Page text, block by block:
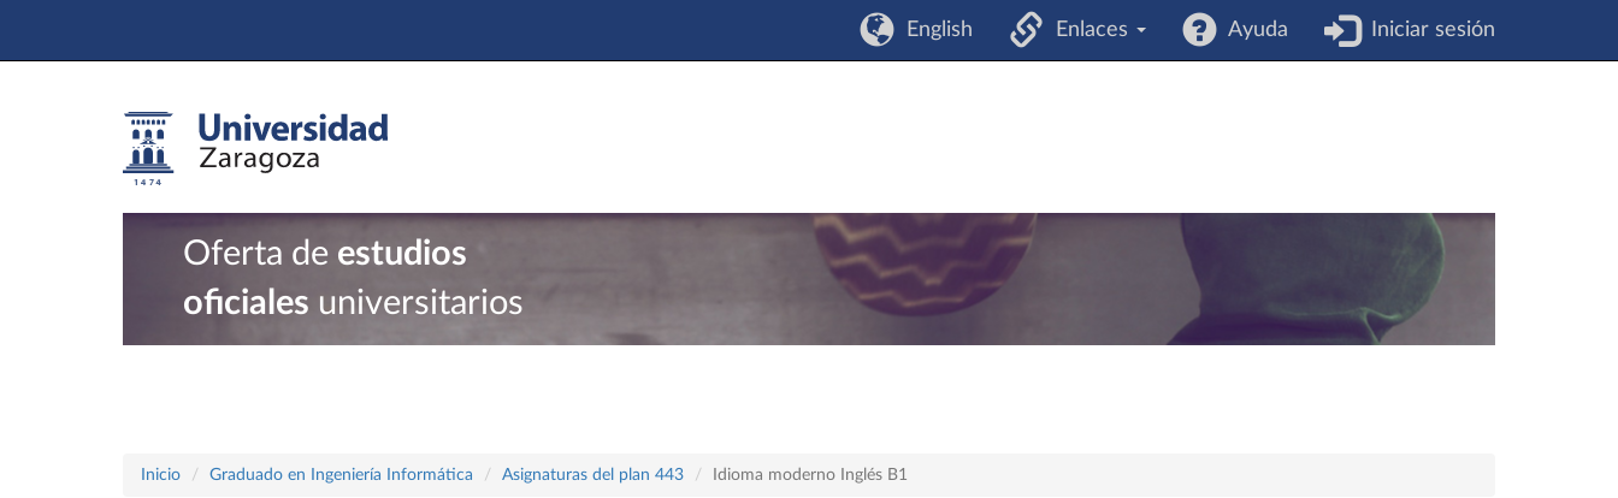
English Enlaces Ayuda Iniciar sesión
Oferta de estudios
oficiales universitarios
Inicio Graduado en Ingeniería Informática Asignaturas del plan 443 Idioma moderno Inglés B1